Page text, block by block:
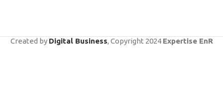
Created by Digital Business, Copyright 2024 Expertise EnR